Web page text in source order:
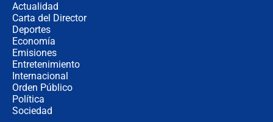
Actualidad
Carta del Director
Deportes
Economía
Emisiones
Entretenimiento
Internacional
Orden Público
Política
Sociedad